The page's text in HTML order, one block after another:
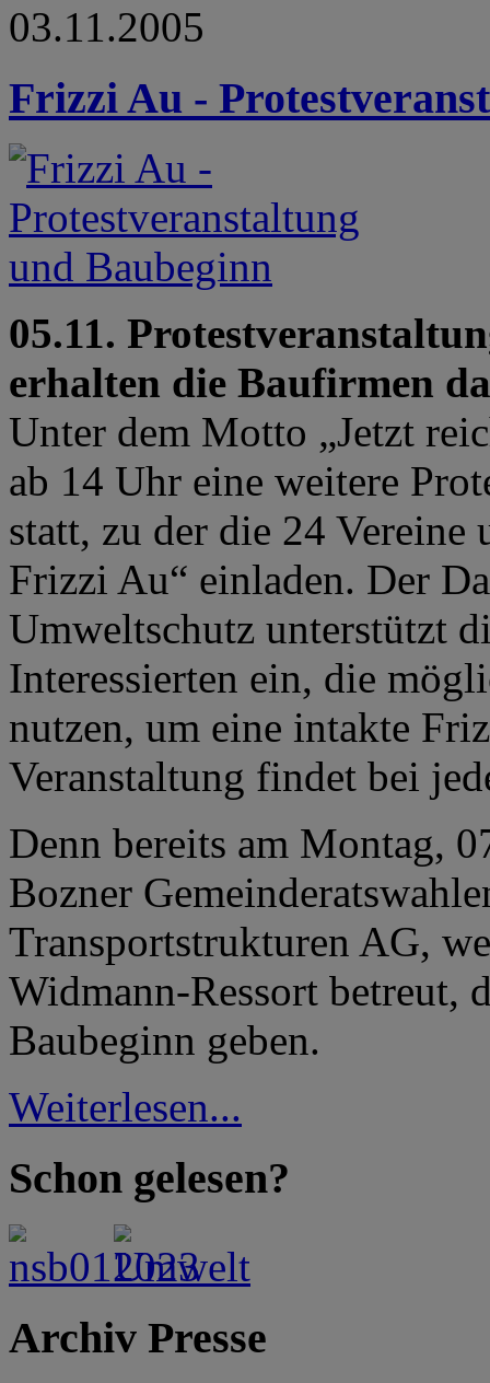
03.11.2005
Frizzi Au -
05.11.
erhalten die Baufirmen
Unter dem Motto „Jetzt
ab 14 Uhr eine weitere
statt, zu der die 24 Vereine
Frizzi Au“ einladen. Der
Umweltschutz unterstützt
Interessierten ein, die
nutzen, um eine intakte
Veranstaltung findet bei
Denn bereits am Montag,
Bozner
Transportstrukturen AG,
Widmann-Ressort betreut,
Baubeginn geben.
Weiterlesen...
Schon gelesen?
Archiv Presse